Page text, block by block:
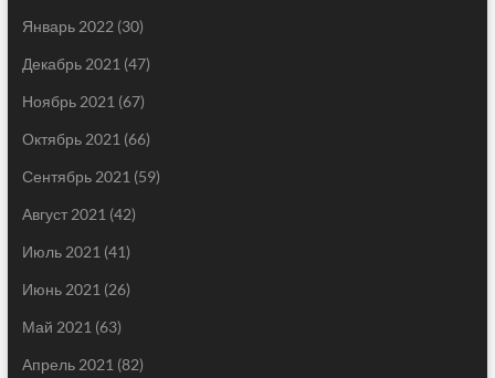
Январь 2022 (30)
Декабрь 2021 (47)
Ноябрь 2021 (67)
Октябрь 2021 (66)
Сентябрь 2021 (59)
Август 2021 (42)
Июль 2021 (41)
Июнь 2021 (26)
Май 2021 (63)
Апрель 2021 (82)